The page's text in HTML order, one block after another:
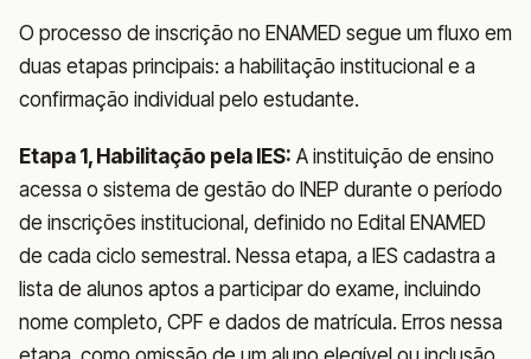
O processo de inscrição no ENAMED segue um fluxo em
duas etapas principais: a habilitação institucional e a
confirmação individual pelo estudante.
Etapa 1, Habilitação pela IES: A instituição de ensino
acessa o sistema de gestão do INEP durante o período
de inscrições institucional, definido no Edital ENAMED
de cada ciclo semestral. Nessa etapa, a IES cadastra a
lista de alunos aptos a participar do exame, incluindo
nome completo, CPF e dados de matrícula. Erros nessa